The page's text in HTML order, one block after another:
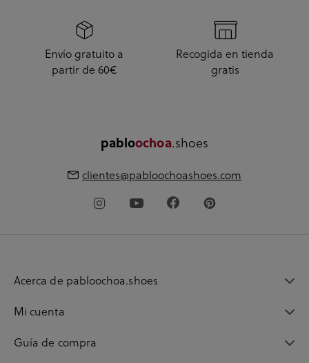
Envío gratuito a
partir de 60€
Recogida en tienda
gratis
pabloochoa.shoes
clientes@pabloochoashoes.com
Acerca de pabloochoa.shoes
Mi cuenta
Guía de compra